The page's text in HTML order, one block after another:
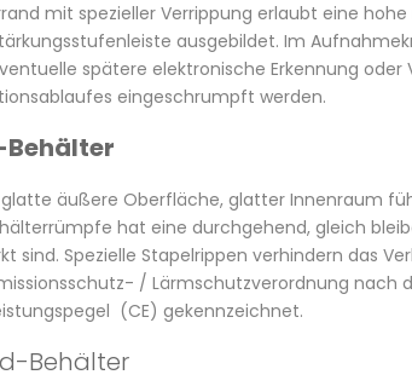
mit spezieller Verrippung erlaubt eine
ausgebildet. Im
spätere elektronische Erkennung
eingeschrumpft werden.
glatte äußere Oberfläche, glatter Innenraum
hat eine durchgehend, gleich
sind. Spezielle Stapelrippen verhindern das
/ Lärmschutzverordnung nach
(CE) gekennzeichnet.
Behälter